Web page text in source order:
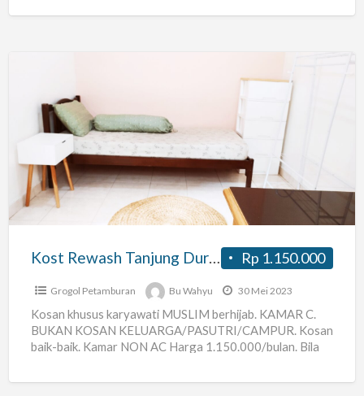
Rewash
Tanjung
Duren
Khusus
Karyawati
Muslim
Rp 1.150.000
Kost Rewash Tanjung Duren Khusus Karyawati Muslim
Grogol Petamburan Bu Wahyu 30 Mei 2023
Kosan khusus karyawati MUSLIM berhijab. KAMAR C.
BUKAN KOSAN KELUARGA/PASUTRI/CAMPUR. Kosan
baik-baik. Kamar NON AC Harga 1.150.000/bulan. Bila